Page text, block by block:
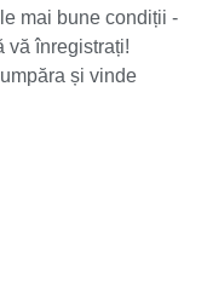
mai bune condiții -
vă înregistrați!
și vinde